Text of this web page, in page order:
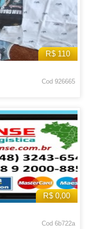
R$ 110
Cod 926665
R$ 0,00
Cod 6b722a